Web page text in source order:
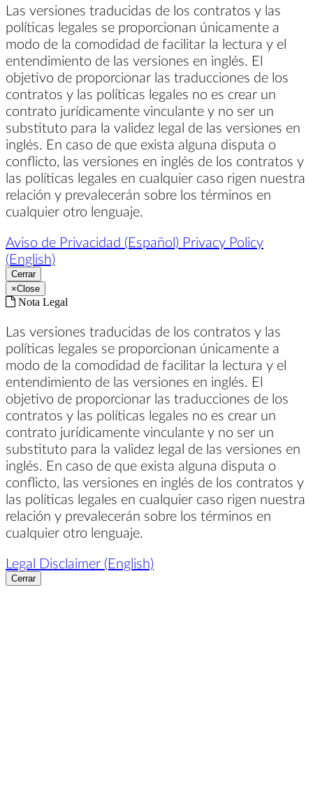
Las versiones traducidas de los contratos y las
políticas legales se proporcionan únicamente a
modo de la comodidad de facilitar la lectura y el
entendimiento de las versiones en inglés. El
objetivo de proporcionar las traducciones de los
contratos y las políticas legales no es crear un
contrato jurídicamente vinculante y no ser un
substituto para la validez legal de las versiones en
inglés. En caso de que exista alguna disputa o
conflicto, las versiones en inglés de los contratos y
las políticas legales en cualquier caso rigen nuestra
relación y prevalecerán sobre los términos en
cualquier otro lenguaje.
Aviso de Privacidad (Español) Privacy Policy
(English)
Cerrar
×Close
Nota Legal
Las versiones traducidas de los contratos y las
políticas legales se proporcionan únicamente a
modo de la comodidad de facilitar la lectura y el
entendimiento de las versiones en inglés. El
objetivo de proporcionar las traducciones de los
contratos y las políticas legales no es crear un
contrato jurídicamente vinculante y no ser un
substituto para la validez legal de las versiones en
inglés. En caso de que exista alguna disputa o
conflicto, las versiones en inglés de los contratos y
las políticas legales en cualquier caso rigen nuestra
relación y prevalecerán sobre los términos en
cualquier otro lenguaje.
Legal Disclaimer (English)
Cerrar